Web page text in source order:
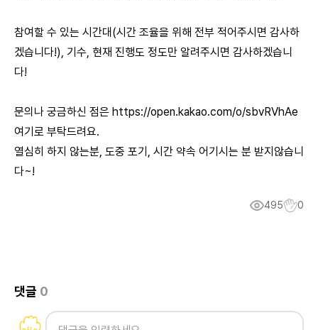
참여할 수 있는 시간대(시간 조율을 위해 전부 적어주시면 감사하
겠습니다!), 기수, 현재 진행도 정도만 알려주시면 감사하겠습니
다!
문의나 궁금하신 점은 https://open.kakao.com/o/sbvRVhAe
여기로 부탁드려요.
열심히 하지 않는분, 도중 포기, 시간 약속 어기시는 분 받지않습니
다~!
495 0
댓글 0